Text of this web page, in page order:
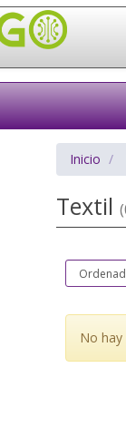
Inicio
Textil
No hay